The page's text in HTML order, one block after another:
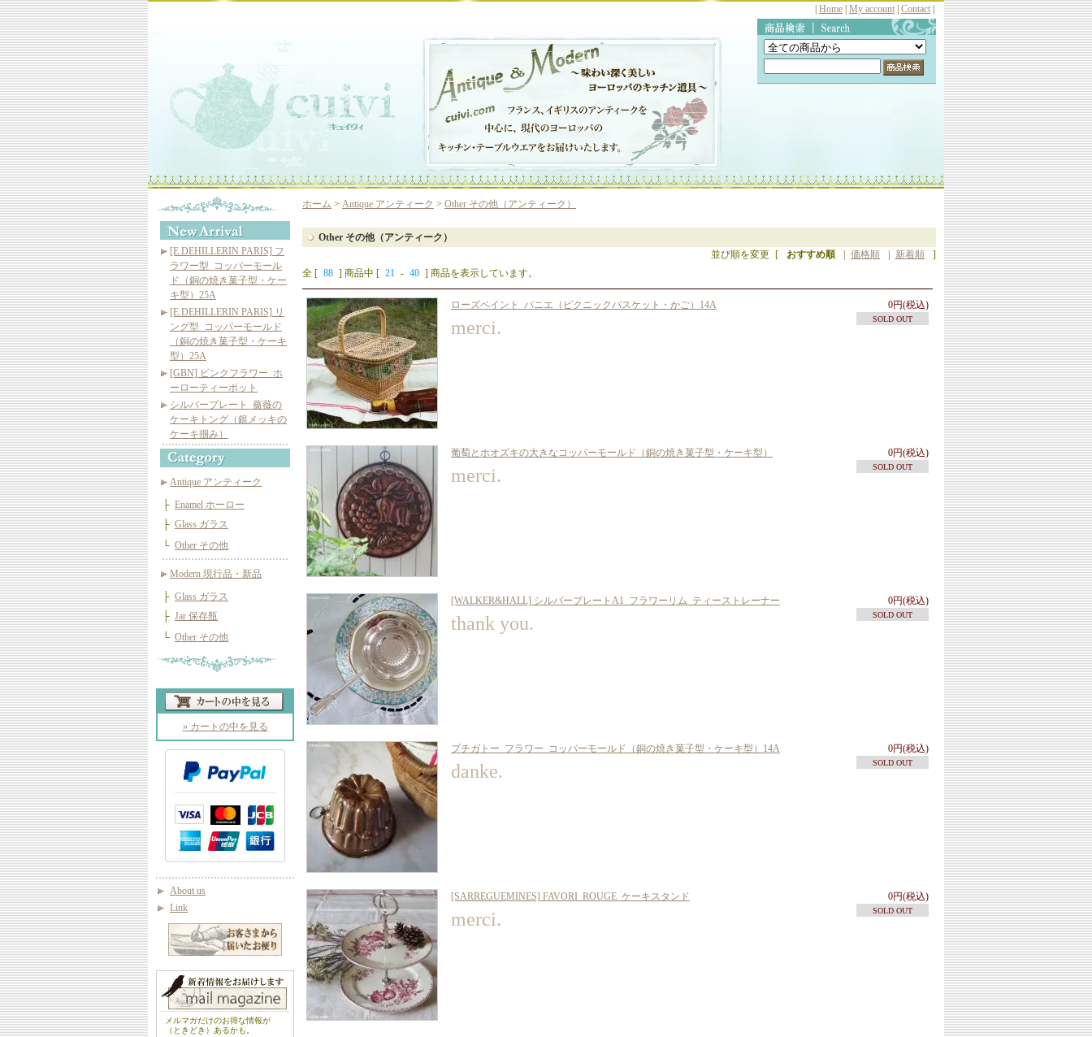
Home My account Contact
[E.DEHILLERIN PARIS] フ
ラワー型_コッパーモール
ド（銅の焼き菓子型・ケー
キ型）25A
[E.DEHILLERIN PARIS] リ
ング型_コッパーモールド
（銅の焼き菓子型・ケーキ
型）25A
[GBN] ピンクフラワー_ホ
ーローティーポット
シルバープレート_薔薇の
ケーキトング（銀メッキの
ケーキ掴み）
Antique アンティーク
├ Enamel ホーロー
├ Glass ガラス
└ Other その他
Modern 現行品・新品
├ Glass ガラス
├ Jar 保存瓶
└ Other その他
» カートの中を見る
About us
Link
メルマガだけのお得な情報が
（ときどき）あるかも。
ホーム > Antique アンティーク > Other その他（アンティーク）
Other その他（アンティーク）
並び順を変更 [ おすすめ順 価格順 新着順
]
全 [ 88 ] 商品中 [ 21 - 40 ] 商品を表示しています。
0円(税込)
SOLD OUT
ローズペイント_パニエ（ピクニックバスケット・かご）14A
merci.
0円(税込)
SOLD OUT
葡萄とホオズキの大きなコッパーモールド（銅の焼き菓子型・ケーキ型）
merci.
0円(税込)
SOLD OUT
[WALKER&HALL] シルバープレートA1_フラワーリム_ティーストレーナー
thank you.
0円(税込)
SOLD OUT
プチガトー_フラワー_コッパーモールド（銅の焼き菓子型・ケーキ型）14A
danke.
0円(税込)
SOLD OUT
[SARREGUEMINES] FAVORI_ROUGE_ケーキスタンド
merci.